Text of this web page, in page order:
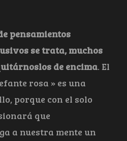
pensamientos
se trata, muchos
de encima. El
rosa » es una
porque con el solo
que
a nuestra mente un